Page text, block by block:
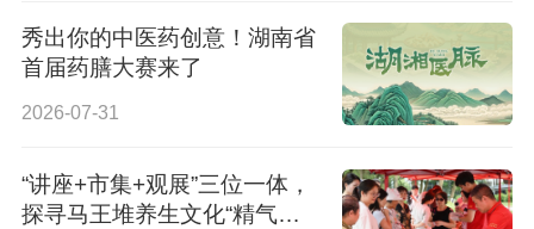
秀出你的中医药创意！湖南省
首届药膳大赛来了
2026-07-31
“讲座+市集+观展”三位一体，
探寻马王堆养生文化“精气神” |